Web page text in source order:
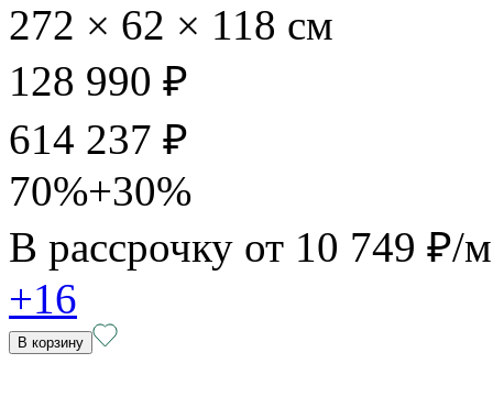
272 × 62 × 118 см
128 990 ₽
614 237 ₽
70%+30%
В рассрочку от 10 749 ₽/
+16
В корзину